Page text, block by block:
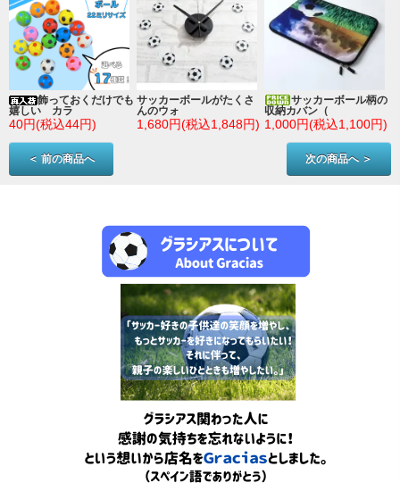
飾っておくだけでも
嬉しい カラ
40円(税込44円)
サッカーボールがたくさ
んのウォ
1,680円(税込1,848円)
サッカーボール柄の
収納カバン（
1,000円(税込1,100円)
＜ 前の商品へ 次の商品へ ＞